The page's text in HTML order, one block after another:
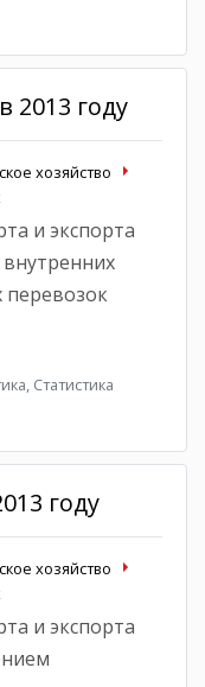
году
хозяйство
и экспорта
перевозок
Статистика
году
хозяйство
и экспорта